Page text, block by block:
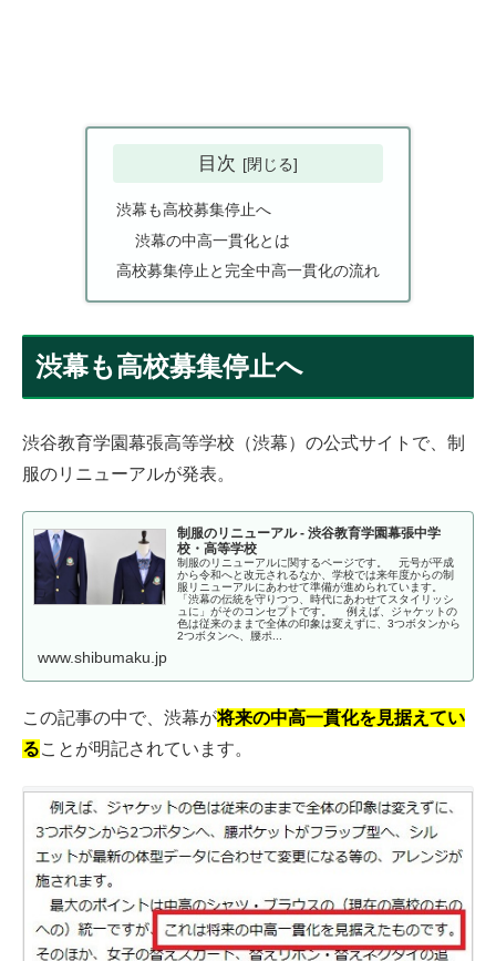
目次
渋幕も高校募集停止へ
渋幕の中高一貫化とは
高校募集停止と完全中高一貫化の流れ
渋幕も高校募集停止へ
渋谷教育学園幕張高等学校（渋幕）の公式サイトで、制
服のリニューアルが発表。
制服のリニューアル - 渋谷教育学園幕張中学
校・高等学校
制服のリニューアルに関するページです。 元号が平成
から令和へと改元されるなか、学校では来年度からの制
服リニューアルにあわせて準備が進められています。
「渋幕の伝統を守りつつ、時代にあわせてスタイリッシ
ュに」がそのコンセプトです。 例えば、ジャケットの
色は従来のままで全体の印象は変えずに、3つボタンから
2つボタンへ、腰ポ...
www.shibumaku.jp
この記事の中で、渋幕が将来の中高一貫化を見据えてい
ることが明記されています。